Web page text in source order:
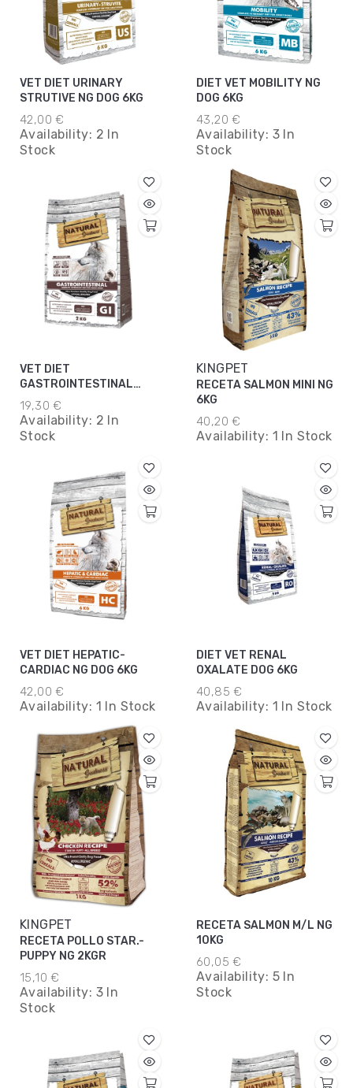
VET DIET URINARY
STRUTIVE NG DOG 6KG
42,00 €
Availability: 2 In
Stock
DIET VET MOBILITY NG
DOG 6KG
43,20 €
Availability: 3 In
Stock
VET DIET
GASTROINTESTINAL
DOG 2KG
19,30 €
Availability: 2 In
Stock
KINGPET
RECETA SALMON MINI NG
6KG
40,20 €
Availability: 1 In Stock
VET DIET HEPATIC-
CARDIAC NG DOG 6KG
42,00 €
Availability: 1 In Stock
DIET VET RENAL
OXALATE DOG 6KG
40,85 €
Availability: 1 In Stock
KINGPET
RECETA POLLO STAR.-
PUPPY NG 2KGR
15,10 €
Availability: 3 In
Stock
RECETA SALMON M/L NG
10KG
60,05 €
Availability: 5 In
Stock